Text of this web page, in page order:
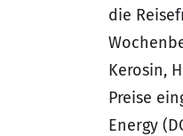
die
Kerosin,
Preise
Energy